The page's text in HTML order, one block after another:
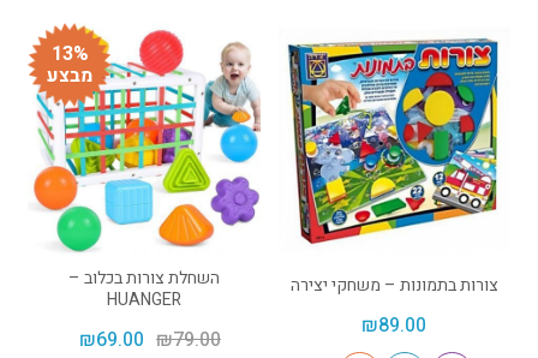
צורות בתמונות – משחקי יצירה
₪89.00
13%
מבצע
השחלת צורות בכלוב –
HUANGER
₪79.00
₪69.00